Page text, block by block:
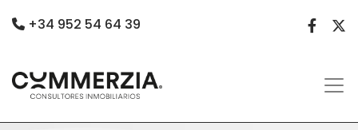
+34 952 54 64 39